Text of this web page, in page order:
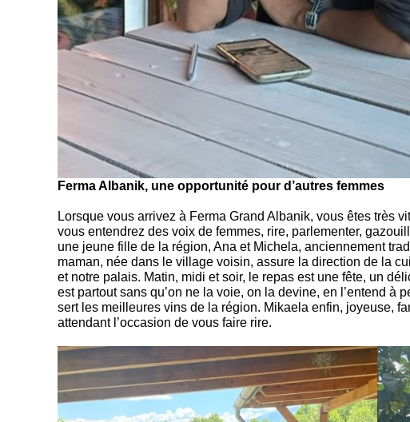
Ferma Albanik, une opportunité pour d’autres femmes
Lorsque vous arrivez à Ferma Grand Albanik, vous êtes très
vous entendrez des voix de femmes, rire, parlementer,
une jeune fille de la région, Ana et Michela, anciennement
maman, née dans le village voisin, assure la direction de la
et notre palais. Matin, midi et soir, le repas est une fête, un
est partout sans qu’on ne la voie, on la devine, en l’entend
sert les meilleures vins de la région. Mikaela enfin, joyeuse,
attendant l’occasion de vous faire rire.